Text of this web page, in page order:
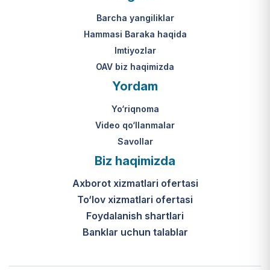
Mahkamasining 2024-yil 31-maydagi
313-son qarori.
yakuniy qaror qabul qilinishi 10 ish
kuni ichida amalga oshiriladi.
К какому виду помощи
относится услуга по
установке пандуса?
эта услуга входит в перечень
мер по адаптации жилищно-
бытовых условий лиц,
уходе, для создания
безбарьерной среды.
Barcha yangiliklar
Hammasi Baraka haqida
Imtiyozlar
OAV biz haqimizda
Yordam
Yo‘riqnoma
Video qo‘llanmalar
Savollar
Biz haqimizda
Axborot xizmatlari ofertasi
To‘lov xizmatlari ofertasi
Foydalanish shartlari
Banklar uchun talablar